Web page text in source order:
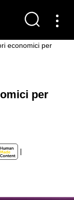
economici per
per
|